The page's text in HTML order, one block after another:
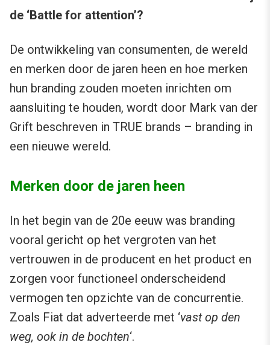
de ‘Battle for attention’?
De ontwikkeling van consumenten, de wereld
en merken door de jaren heen en hoe merken
hun branding zouden moeten inrichten om
aansluiting te houden, wordt door Mark van der
Grift beschreven in TRUE brands – branding in
een nieuwe wereld.
Merken door de jaren heen
In het begin van de 20e eeuw was branding
vooral gericht op het vergroten van het
vertrouwen in de producent en het product en
zorgen voor functioneel onderscheidend
vermogen ten opzichte van de concurrentie.
Zoals Fiat dat adverteerde met ‘vast op den
weg, ook in de bochten‘.